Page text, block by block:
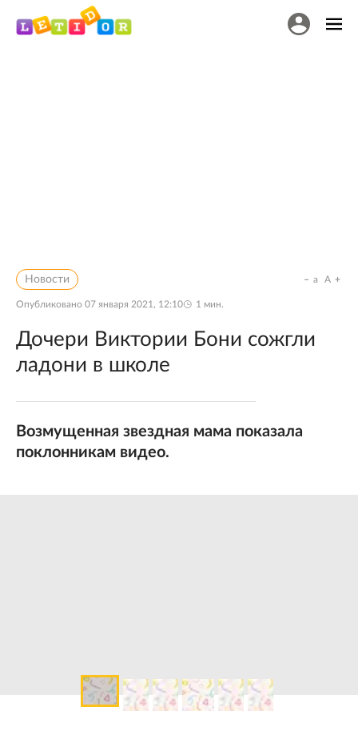
Новости
Опубликовано 07 января 2021, 12:10 1 мин.
a A
Дочери Виктории Бони сожгли
ладони в школе
Возмущенная звездная мама показала
поклонникам видео.